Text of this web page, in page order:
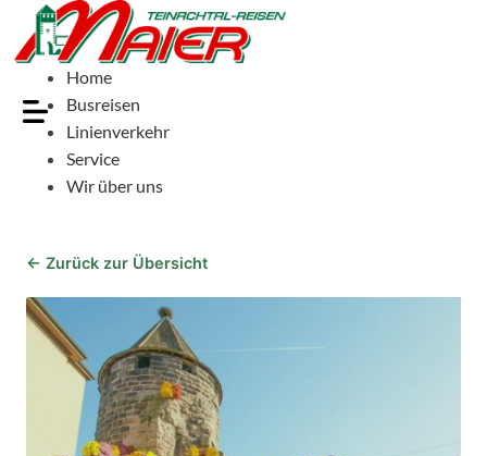
Home
Busreisen
Linienverkehr
Service
Wir über uns
← Zurück zur Übersicht